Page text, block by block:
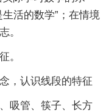
活的数学”；在情境
。
。
，认识线段的特征
吸管、筷子、长方